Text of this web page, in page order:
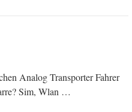
Analog Transporter Fahrer
Sim, Wlan …